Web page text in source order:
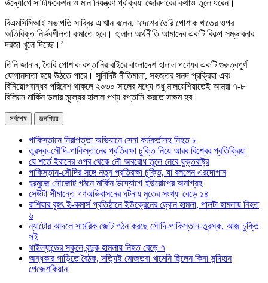
উদ্যোগে সার্টিফিকেশন ও মান নিয়ন্ত্রণ প্রক্রিয়া জোরদারের কথাও তুলে ধরেন।
বিএমসিসিআই সভাপতি সাব্বির এ খান বলেন, ‘দেশের তৈরি পোশাক খাতের ওপর
অতিরিক্ত নির্ভরশীলতা কমাতে হবে। হালাল অর্থনীতি আমাদের একটি বিকল্প সম্ভাবনার
দরজা খুলে দিচ্ছে।’
তিনি জানান, তৈরি পোশাক রপ্তানির বাইরে বাংলাদেশ হালাল পণ্যের একটি গুরুত্বপূর্ণ
যোগানদাতা হয়ে উঠতে পারে। সুনির্দিষ্ট নীতিমালা, সহজতর সনদ প্রক্রিয়া এবং
বিনিয়োগবান্ধব পরিবেশ থাকলে ২০৩০ সালের মধ্যে শুধু মালয়েশিয়াতেই আমরা ৭-৮
বিলিয়ন মার্কিন ডলার মূল্যের হালাল পণ্য রপ্তানি করতে সক্ষম হব।
সর্বশেষ জনপ্রিয়
পাকিস্তানে নিরাপত্তা অভিযানে সেনা কর্মকর্তাসহ নিহত ৮
তুরস্ক-সৌদি-পাকিস্তানের প্রতিরক্ষা চুক্তি নিয়ে আরব বিশ্বের প্রতিক্রিয়া
যে শর্তে ইরানের ওপর থেকে নৌ অবরোধ তুলে নেবে যুক্তরাষ্ট্র
পাকিস্তান-সৌদির সঙ্গে নতুন প্রতিরক্ষা চুক্তি, যা বললেন এরদোগান
হরমুজে নৌজোট গঠনে মার্কিন উদ্যোগে ইউরোপের অনাগ্রহ
সেউটা সীমান্তে গণঅভিবাসনের ঘটনায় মৃতের সংখ্যা বেড়ে ১৪
রাশিয়ার বৃহৎ ই-কমার্স প্রতিষ্ঠানে ইউক্রেনের ড্রোন হামলা, পালটা হামলায় নিহত
৬
ন্যাটোর আদলে সামরিক জোট গঠন করছে সৌদি-পাকিস্তান-তুরস্ক, আজ চুক্তি
সই
থাইল্যান্ডের স্কুলে বন্দুক হামলায় নিহত বেড়ে ৭
অন্ধকার গাড়িতে বৈঠক, সত্যিই মোজতবা খামেনি ছিলেন কিনা সন্দিহান
পেজেশকিয়ান